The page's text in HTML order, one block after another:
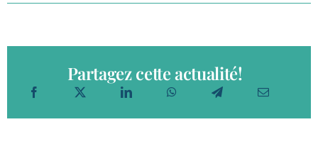
Partagez cette actualité!